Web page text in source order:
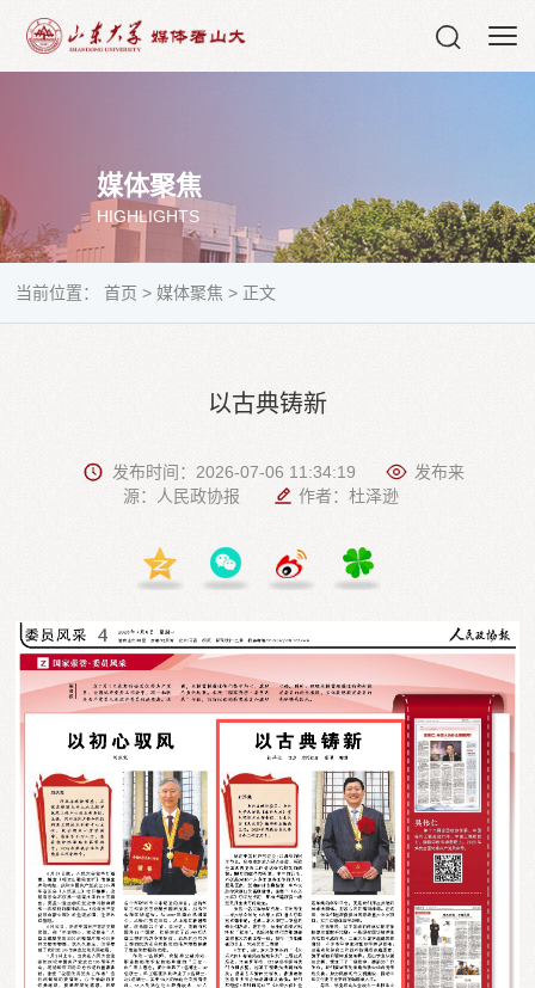
媒体聚焦
HIGHLIGHTS
当前位置：首页 > 媒体聚焦 > 正文
以古典铸新
发布时间：2026-07-06 11:34:19
发布来
源：人民政协报
作者：杜泽逊